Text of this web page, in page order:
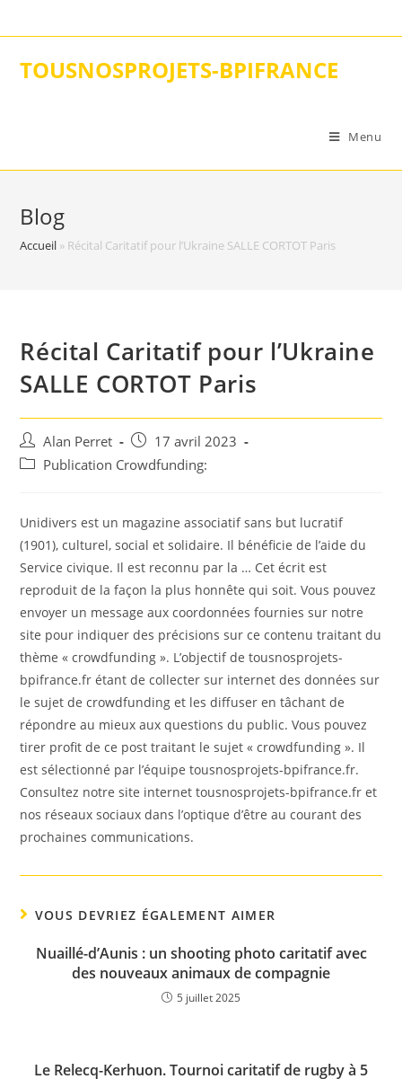
to
TOUSNOSPROJETS-BPIFRANCE
Menu
Blog
Accueil » Récital Caritatif pour l’Ukraine SALLE CORTOT Paris
Récital Caritatif pour l’Ukraine
SALLE CORTOT Paris
Auteur/autrice
de
Alan Perret
Post
published:
17 avril 2023
PostPublication Crowdfunding:
Unidivers est un magazine associatif sans but lucratif
(1901), culturel, social et solidaire. Il bénéficie de l’aide du
Service civique. Il est reconnu par la … Cet écrit est
reproduit de la façon la plus honnête qui soit. Vous pouvez
envoyer un message aux coordonnées fournies sur notre
site pour indiquer des précisions sur ce contenu traitant du
thème « crowdfunding ». L’objectif de tousnosprojets-
bpifrance.fr étant de collecter sur internet des données sur
le sujet de crowdfunding et les diffuser en tâchant de
répondre au mieux aux questions du public. Vous pouvez
tirer profit de ce post traitant le sujet « crowdfunding ». Il
est sélectionné par l’équipe tousnosprojets-bpifrance.fr.
Consultez notre site internet tousnosprojets-bpifrance.fr et
nos réseaux sociaux dans l’optique d’être au courant des
prochaines communications.
VOUS DEVRIEZ ÉGALEMENT AIMER
Nuaillé-d’Aunis : un shooting photo caritatif avec
des nouveaux animaux de compagnie
5 juillet 2025
Le Relecq-Kerhuon. Tournoi caritatif de rugby à 5